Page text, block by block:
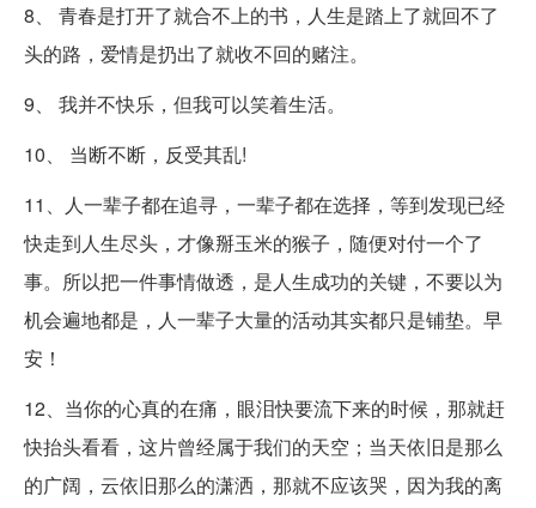
8、 青春是打开了就合不上的书，人生是踏上了就回不了
头的路，爱情是扔出了就收不回的赌注。
9、 我并不快乐，但我可以笑着生活。
10、 当断不断，反受其乱!
11、人一辈子都在追寻，一辈子都在选择，等到发现已经
快走到人生尽头，才像掰玉米的猴子，随便对付一个了
事。所以把一件事情做透，是人生成功的关键，不要以为
机会遍地都是，人一辈子大量的活动其实都只是铺垫。早
安！
12、当你的心真的在痛，眼泪快要流下来的时候，那就赶
快抬头看看，这片曾经属于我们的天空；当天依旧是那么
的广阔，云依旧那么的潇洒，那就不应该哭，因为我的离